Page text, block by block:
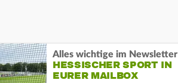
Alles wichtige im Newsletter
HESSISCHER SPORT IN
EURER MAILBOX